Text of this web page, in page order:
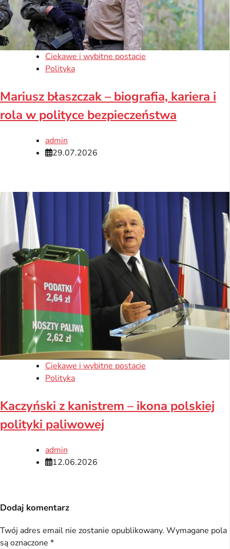
Ciekawe i wybitne postacie
Polityka
Mariusz błaszczak – biografia, kariera i
rola w polityce bezpieczeństwa
admin
29.07.2026
Ciekawe i wybitne postacie
Polityka
Kaczyński z kanistrem – ikona polskiej
polityki paliwowej
admin
12.06.2026
Dodaj komentarz
Twój adres email nie zostanie opublikowany. Wymagane pola
są oznaczone *